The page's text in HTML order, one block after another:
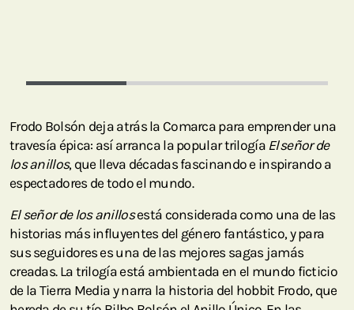
Frodo Bolsón deja atrás la Comarca para emprender una
travesía épica: así arranca la popular trilogía El señor de
los anillos, que lleva décadas fascinando e inspirando a
espectadores de todo el mundo.
El señor de los anillosestá considerada como una de las
historias más influyentes del género fantástico, y para
sus seguidores es una de las mejores sagas jamás
creadas. La trilogía está ambientada en el mundo ficticio
de la Tierra Media y narra la historia del hobbit Frodo, que